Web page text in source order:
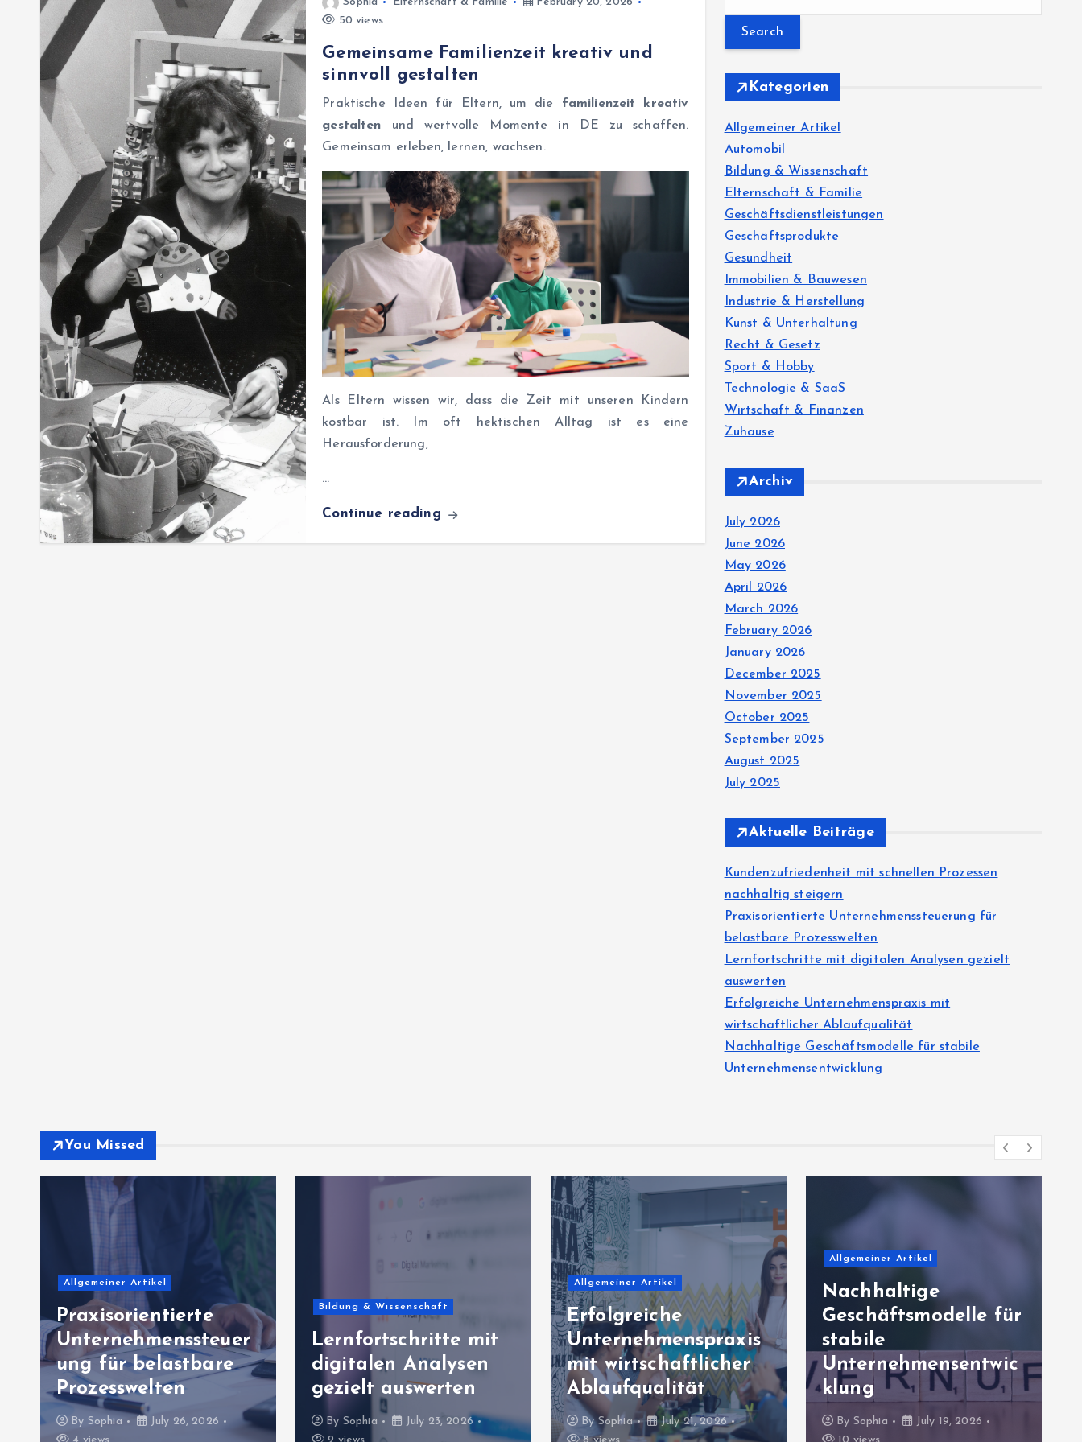
50 views
Gemeinsame Familienzeit kreativ und
sinnvoll gestalten
Praktische Ideen für Eltern, um die familienzeit kreativ
gestalten und wertvolle Momente in DE zu schaffen.
Gemeinsam erleben, lernen, wachsen.
Als Eltern wissen wir, dass die Zeit mit unseren Kindern
kostbar ist. Im oft hektischen Alltag ist es eine
Herausforderung,
…
Continue reading
r
c
o
r
:
Kategorien
Allgemeiner Artikel
Automobil
Bildung & Wissenschaft
Elternschaft & Familie
Geschäftsdienstleistungen
Geschäftsprodukte
Gesundheit
Immobilien & Bauwesen
Industrie & Herstellung
Kunst & Unterhaltung
Recht & Gesetz
Sport & Hobby
Technologie & SaaS
Wirtschaft & Finanzen
Zuhause
Archiv
July 2026
June 2026
May 2026
April 2026
March 2026
February 2026
January 2026
December 2025
November 2025
October 2025
September 2025
August 2025
July 2025
Aktuelle Beiträge
Kundenzufriedenheit mit schnellen Prozessen
nachhaltig steigern
Praxisorientierte Unternehmenssteuerung für
belastbare Prozesswelten
Lernfortschritte mit digitalen Analysen gezielt
auswerten
Erfolgreiche Unternehmenspraxis mit
wirtschaftlicher Ablaufqualität
Nachhaltige Geschäftsmodelle für stabile
Unternehmensentwicklung
You Missed
Bildung & Wissenschaft
Lernfortschritte mit
digitalen Analysen
gezielt auswerten
By Sophia
July 23, 2026
Erfolgreiche
Unternehmenspraxis
mit wirtschaftlicher
Ablaufqualität
By Sophia
July 21, 2026
Allgemeiner Artikel
Nachhaltige
Geschäftsmodelle für
stabile
Unternehmensentwic
klung
BySophia
July 19, 2026
Industrie & Herstellung
Produktionsressource
n mit klaren
Abläufen effizient
nutzen
By Sophia
July 14, 2026